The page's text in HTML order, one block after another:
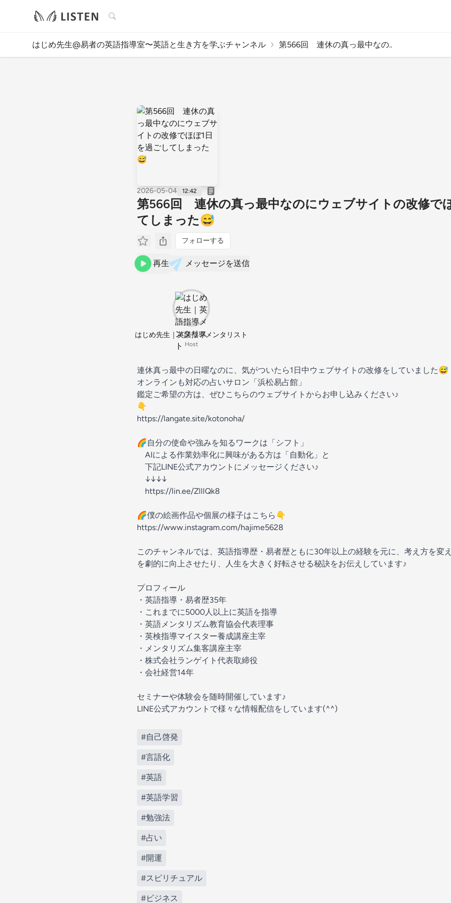
検索
はじめ先生@易者の英語指導室〜英語と生き方を学ぶチャンネル 第566回 連休の真っ最中なの..
2026-05-04 12:42
第566回 連休の真っ最中なのにウェブサイトの改修で
てしまった😅
フォローする
再生 メッセージを送信
はじめ先生｜英語指導メンタリスト
Host
連休真っ最中の日曜なのに、気がついたら1日中ウェブサイトの改修をしていました😅
オンラインも対応の占いサロン「浜松易占館」
鑑定ご希望の方は、ぜひこちらのウェブサイトからお申し込みください♪
👇
https://langate.site/kotonoha/
🌈自分の使命や強みを知るワークは「シフト」
AIによる作業効率化に興味がある方は「自動化」と
下記LINE公式アカウントにメッセージください♪
↓↓↓↓
https://lin.ee/ZlllQk8
🌈僕の絵画作品や個展の様子はこちら👇
https://www.instagram.com/hajime5628
このチャンネルでは、英語指導歴・易者歴ともに30年以上の経験を元に、考え方を変
を劇的に向上させたり、人生を大きく好転させる秘訣をお伝えしています♪
プロフィール
・英語指導・易者歴35年
・これまでに5000人以上に英語を指導
・英語メンタリズム教育協会代表理事
・英検指導マイスター養成講座主宰
・メンタリズム集客講座主宰
・株式会社ランゲイト代表取締役
・会社経営14年
セミナーや体験会を随時開催しています♪
LINE公式アカウントで様々な情報配信をしています(^^)
#自己啓発
#言語化
#英語
#英語学習
#勉強法
#占い
#開運
#スピリチュアル
#ビジネス